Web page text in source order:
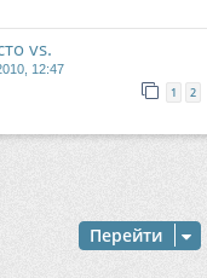
vs.
12:47
1 2
Перейти